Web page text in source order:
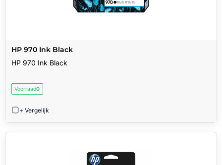
HP 970 Ink Black
HP 970 Ink Black
Voorraad0
+ Vergelijk